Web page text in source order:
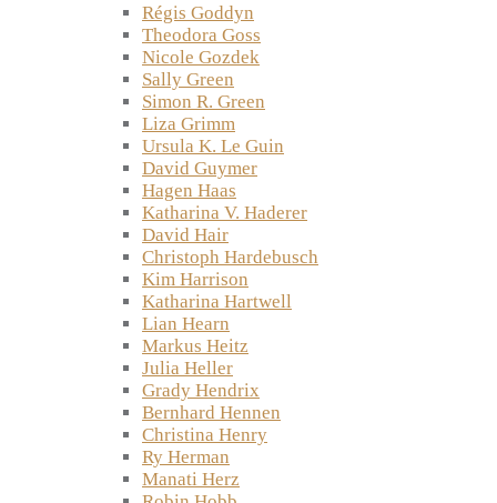
Régis Goddyn
Theodora Goss
Nicole Gozdek
Sally Green
Simon R. Green
Liza Grimm
Ursula K. Le Guin
David Guymer
Hagen Haas
Katharina V. Haderer
David Hair
Christoph Hardebusch
Kim Harrison
Katharina Hartwell
Lian Hearn
Markus Heitz
Julia Heller
Grady Hendrix
Bernhard Hennen
Christina Henry
Ry Herman
Manati Herz